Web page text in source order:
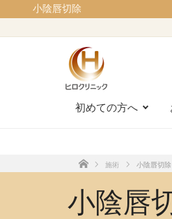
小陰唇切除
初めての方へ
施術 小陰唇切除
小陰唇